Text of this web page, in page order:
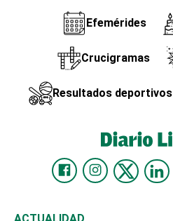
Efemérides
Crucigramas
Resultados deportivos